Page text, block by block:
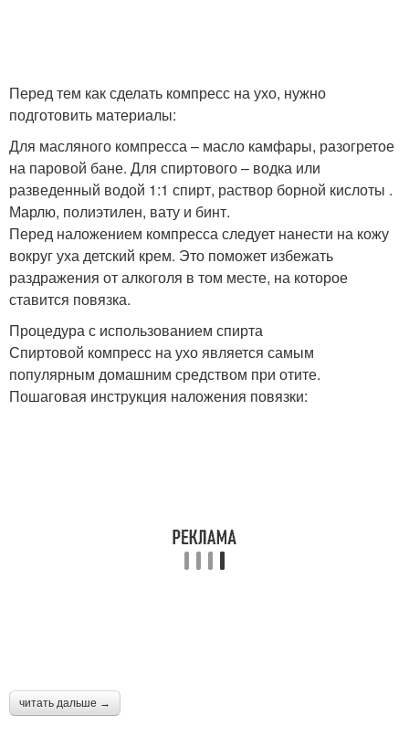
Перед тем как сделать компресс на ухо, нужно
подготовить материалы:
Для масляного компресса – масло камфары, разогретое
на паровой бане. Для спиртового – водка или
разведенный водой 1:1 спирт, раствор борной кислоты .
Марлю, полиэтилен, вату и бинт.
Перед наложением компресса следует нанести на кожу
вокруг уха детский крем. Это поможет избежать
раздражения от алкоголя в том месте, на которое
ставится повязка.
Процедура с использованием спирта
Спиртовой компресс на ухо является самым
популярным домашним средством при отите.
Пошаговая инструкция наложения повязки:
читать дальше →